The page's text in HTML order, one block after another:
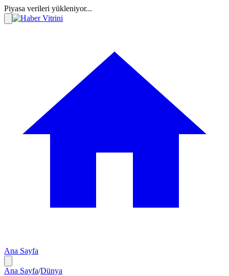
Piyasa verileri yükleniyor...
Ana Sayfa
Ana Sayfa/Dünya